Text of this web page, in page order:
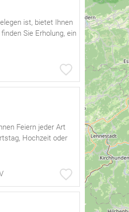
ist, bietet Ihnen
Sie Erholung, ein
Feiern jeder Art
Hochzeit oder